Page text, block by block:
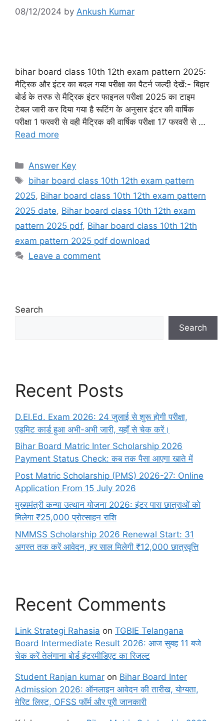
08/12/2024 by Ankush Kumar
bihar board class 10th 12th exam pattern 2025:
मैट्रिक और इंटर का बदल गया परीक्षा का पैटर्न जल्दी देखें:- बिहार
बोर्ड के तरफ से मैट्रिक इंटर फाइनल परीक्षा 2025 का टाइम
टेबल जारी कर दिया गया है रूटिंग के अनुसार इंटर की वार्षिक
परीक्षा 1 फरवरी से वही मैट्रिक की वार्षिक परीक्षा 17 फरवरी से …
Read more
Categories
Answer Key
Tags
bihar board class 10th 12th exam pattern
2025, Bihar board class 10th 12th exam pattern
2025 date, Bihar board class 10th 12th exam
pattern 2025 pdf, Bihar board class 10th 12th
exam pattern 2025 pdf download
Leave a comment
Search
Search
Recent Posts
D.El.Ed. Exam 2026: 24 जुलाई से शुरू होगी परीक्षा,
एडमिट कार्ड हुआ अभी-अभी जारी, यहाँ से चेक करें।
Bihar Board Matric Inter Scholarship 2026
Payment Status Check: कब तक पैसा आएगा खाते में
Post Matric Scholarship (PMS) 2026-27: Online
Application From 15 July 2026
मुख्यमंत्री कन्या उत्थान योजना 2026: इंटर पास छात्राओं को
मिलेगा ₹25,000 प्रोत्साहन राशि
NMMSS Scholarship 2026 Renewal Start: 31
अगस्त तक करें आवेदन, हर साल मिलेगी ₹12,000 छात्रवृत्ति
Recent Comments
Link Strategi Rahasia on TGBIE Telangana
Board Intermediate Result 2026: आज सुबह 11 बजे
चेक करें तेलंगाना बोर्ड इंटरमीडिएट का रिजल्ट
Student Ranjan kumar on Bihar Board Inter
Admission 2026: ऑनलाइन आवेदन की तारीख, योग्यता,
मेरिट लिस्ट, OFSS फॉर्म और पूरी जानकारी